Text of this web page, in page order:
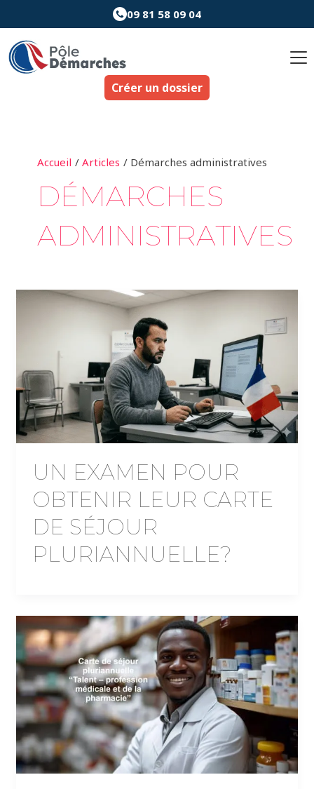
au
contenu
09 81 58 09 04
Créer un dossier
Accueil Articles Démarches administratives
DÉMARCHES
ADMINISTRATIVES
UN EXAMEN POUR
OBTENIR LEUR CARTE
DE SÉJOUR
PLURIANNUELLE?